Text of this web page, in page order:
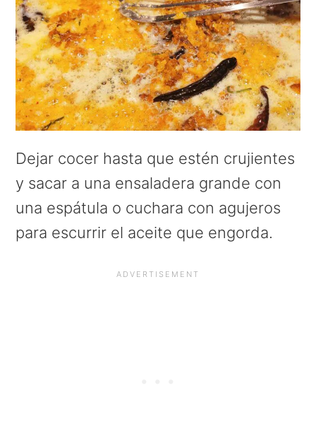
Dejar cocer hasta que estén crujientes
y sacar a una ensaladera grande con
una espátula o cuchara con agujeros
para escurrir el aceite que engorda.